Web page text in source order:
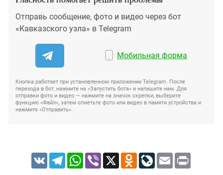
Отправь сообщение, фото и видео через бот
«Кавказского узла» в Telegram
Мобильная форма
Кнопка работает при установленном приложении Telegram. После
перехода в бот, нажмите на «Запустить бота» и напишите нам. Для
отправки фото и видео — нажмите на значок скрепки, выберите
функцию «Файл», затем отметьте фото или видео в памяти устройства и
нажмите «Отправить».
VK TelegramWhatsApp
Viber X Odnoklassniki
LiveJournal
Email Print